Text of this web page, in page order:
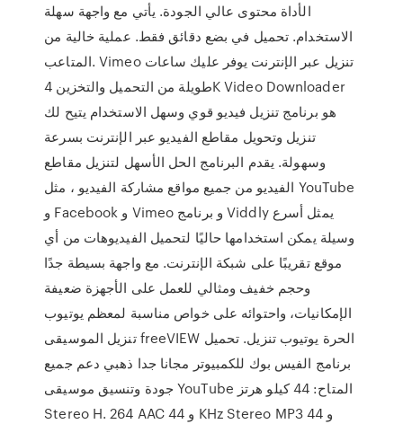
الأداة محتوى عالي الجودة. يأتي مع واجهة سهلة
الاستخدام. تحميل في بضع دقائق فقط. عملية خالية من
المتاعب. Vimeo تنزيل عبر الإنترنت يوفر عليك ساعات
طويلة من التحميل والتخزين 4K Video Downloader
هو برنامج تنزيل فيديو قوي وسهل الاستخدام يتيح لك
تنزيل وتحويل مقاطع الفيديو عبر الإنترنت بسرعة
وسهولة. يقدم البرنامج الحل الأسهل لتنزيل مقاطع
الفيديو من جميع مواقع مشاركة الفيديو ، مثل YouTube
و Facebook و Vimeo و برنامج Viddly يمثل أسرع
وسيلة يمكن استخدامها حاليًا لتحميل الفيديوهات من أي
موقع تقريبًا على شبكة الإنترنت. مع واجهة بسيطة جدًا
وحجم خفيف ومثالي للعمل على الأجهزة ضعيفة
الإمكانيات، واحتوائه على خواص مناسبة لمعظم يوتيوب
تنزيل الموسيقى freeVIEW الحرة يوتيوب تنزيل. تحميل
برنامج الفيس بوك للكمبيوتر مجانا جدا ذهبي دعم جميع
جودة وتنسيق موسيقى YouTube المتاح: 44 كيلو هرتز
Stereo H. 264 AAC و 44 KHz Stereo MP3 و 44